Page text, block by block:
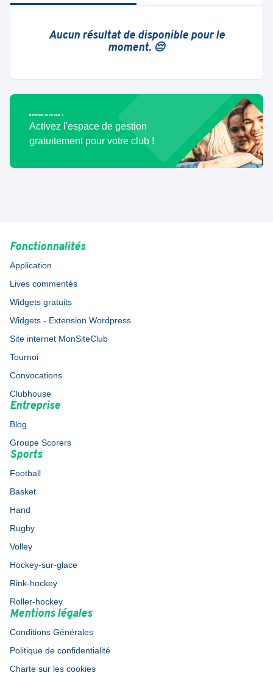
Aucun résultat de disponible pour le
moment. 😔
Bénévole de ce club ?
Activez l'espace de gestion
gratuitement pour votre club !
Fonctionnalités
Application
Lives commentés
Widgets gratuits
Widgets - Extension Wordpress
Site internet MonSiteClub
Tournoi
Convocations
Clubhouse
Entreprise
Blog
Groupe Scorers
Sports
Football
Basket
Hand
Rugby
Volley
Hockey-sur-glace
Rink-hockey
Roller-hockey
Mentions légales
Conditions Générales
Politique de confidentialité
Charte sur les cookies